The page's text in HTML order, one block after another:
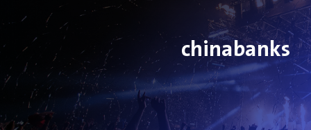
chinabanks